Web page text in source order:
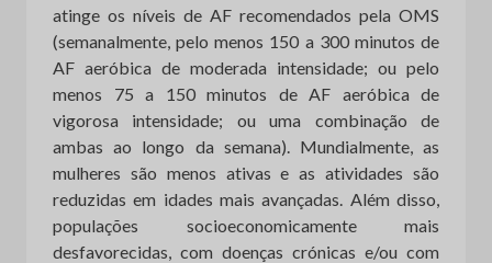
atinge os níveis de AF recomendados pela OMS
(semanalmente, pelo menos 150 a 300 minutos de
AF aeróbica de moderada intensidade; ou pelo
menos 75 a 150 minutos de AF aeróbica de
vigorosa intensidade; ou uma combinação de
ambas ao longo da semana). Mundialmente, as
mulheres são menos ativas e as atividades são
reduzidas em idades mais avançadas. Além disso,
populações socioeconomicamente mais
desfavorecidas, com doenças crónicas e/ou com